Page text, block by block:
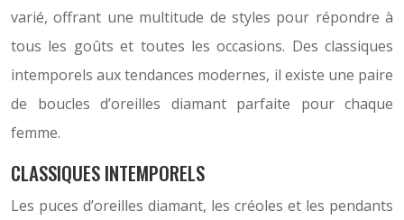
varié, offrant une multitude de styles pour répondre à
tous les goûts et toutes les occasions. Des classiques
intemporels aux tendances modernes, il existe une paire
de boucles d’oreilles diamant parfaite pour chaque
femme.
CLASSIQUES INTEMPORELS
Les puces d’oreilles diamant, les créoles et les pendants